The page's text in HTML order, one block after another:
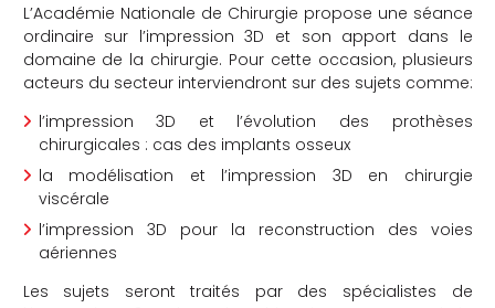
L’Académie Nationale de Chirurgie propose une séance
ordinaire sur l’impression 3D et son apport dans le
domaine de la chirurgie. Pour cette occasion, plusieurs
acteurs du secteur interviendront sur des sujets comme:
l’impression 3D et l’évolution des prothèses
chirurgicales : cas des implants osseux
la modélisation et l’impression 3D en chirurgie
viscérale
l’impression 3D pour la reconstruction des voies
aériennes
Les sujets seront traités par des spécialistes de